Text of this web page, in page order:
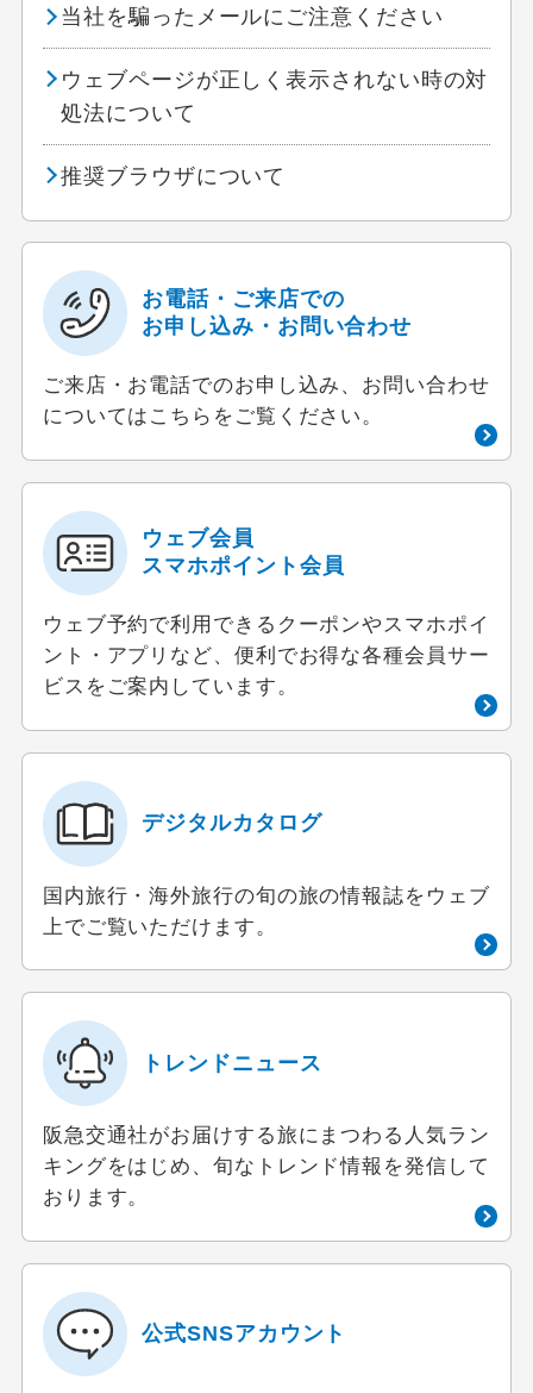
当社を騙ったメールにご注意ください
ウェブページが正しく表示されない時の対
処法について
推奨ブラウザについて
お電話・ご来店での
お申し込み・お問い合わせ
ご来店・お電話でのお申し込み、お問い合わせ
についてはこちらをご覧ください。
ウェブ会員
スマホポイント会員
ウェブ予約で利用できるクーポンやスマホポイ
ント・アプリなど、便利でお得な各種会員サー
ビスをご案内しています。
デジタルカタログ
国内旅行・海外旅行の旬の旅の情報誌をウェブ
上でご覧いただけます。
トレンドニュース
阪急交通社がお届けする旅にまつわる人気ラン
キングをはじめ、旬なトレンド情報を発信して
おります。
公式SNSアカウント